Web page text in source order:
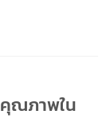
ณภาพใน